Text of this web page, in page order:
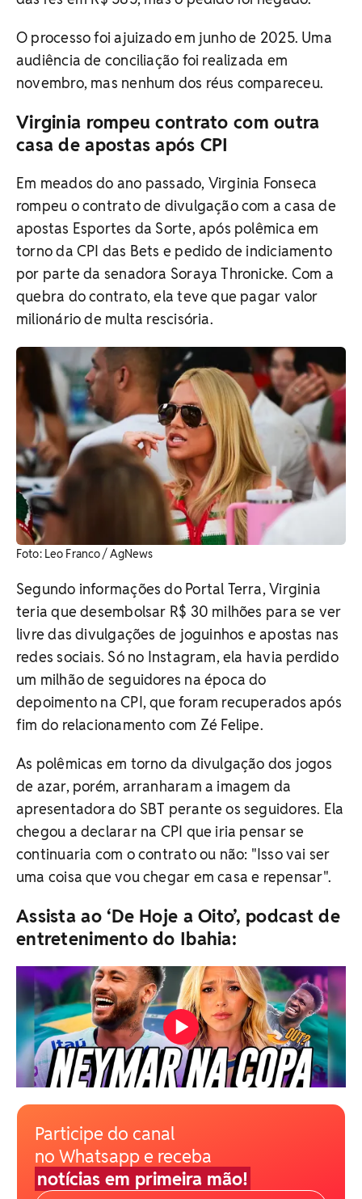
O processo foi ajuizado em junho de 2025. Uma
audiência de conciliação foi realizada em
novembro, mas nenhum dos réus compareceu.
Virginia rompeu contrato com outra
casa de apostas após CPI
Em meados do ano passado, Virginia Fonseca
rompeu o contrato de divulgação com a casa de
apostas Esportes da Sorte, após polêmica em
torno da CPI das Bets e pedido de indiciamento
por parte da senadora Soraya Thronicke. Com a
quebra do contrato, ela teve que pagar valor
milionário de multa rescisória.
​Foto: Leo Franco / AgNews
Segundo informações do Portal Terra, Virginia
teria que desembolsar R$ 30 milhões para se ver
livre das divulgações de joguinhos e apostas nas
redes sociais. Só no Instagram, ela havia perdido
um milhão de seguidores na época do
depoimento na CPI, que foram recuperados após
fim do relacionamento com Zé Felipe.
As polêmicas em torno da divulgação dos jogos
de azar, porém, arranharam a imagem da
apresentadora do SBT perante os seguidores. Ela
chegou a declarar na CPI que iria pensar se
continuaria com o contrato ou não: "Isso vai ser
uma coisa que vou chegar em casa e repensar".
Assista ao ‘De Hoje a Oito’, podcast de
entretenimento do Ibahia:
Participe do canal
no Whatsapp e receba
notícias em primeira mão!